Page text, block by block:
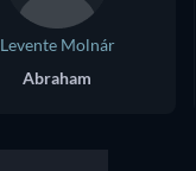
Levente Molnár
Abraham